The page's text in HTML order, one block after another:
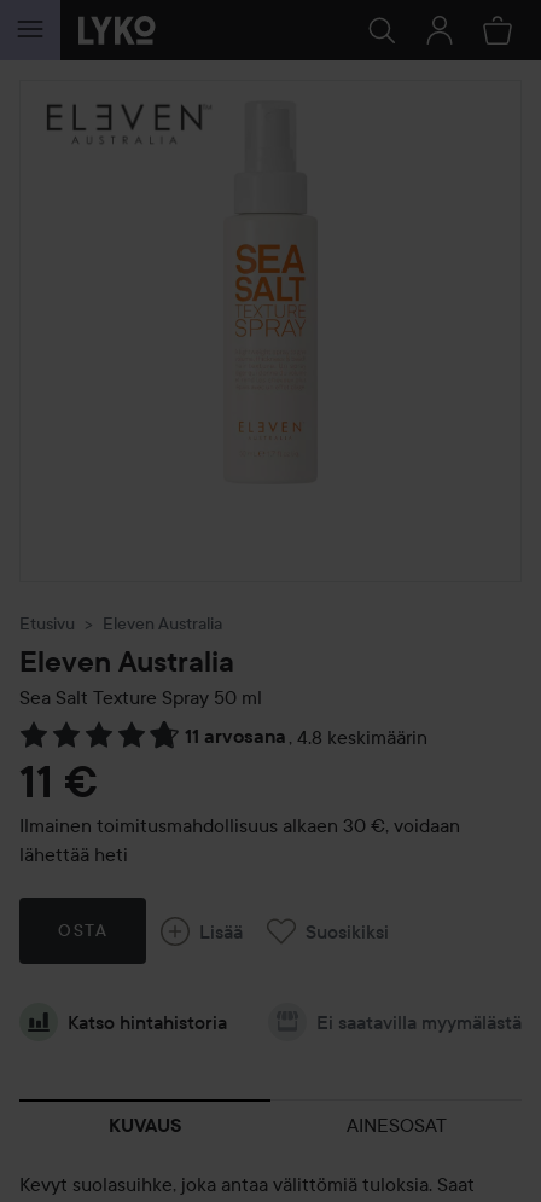
SIIRTYÄ JHK SISÄLTÖÖN
Etusivu Eleven Australia
Eleven Australia
Sea Salt Texture Spray 50 ml
11 arvosana , 4.8 keskimäärin
Siirtyä jhk Arvosana & kommentit
11 €
Ilmainen toimitusmahdollisuus alkaen 30 €, voidaan
lähettää heti
OSTA Lisää Suosikiksi
Katso hintahistoria Ei saatavilla myymälästä
KUVAUS AINESOSAT
Kevyt suolasuihke, joka antaa välittömiä tuloksia. Saat